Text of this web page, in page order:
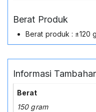
Berat Produk
Berat produk : ±120
Informasi
Berat
150 gram